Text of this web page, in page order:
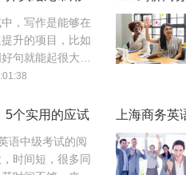
，写作是能够在
升的项目，比如
句就能起很大作
家介绍一些bec
。
5个实用的应试
语中级考试的阅
时间短，很多同
上海商务